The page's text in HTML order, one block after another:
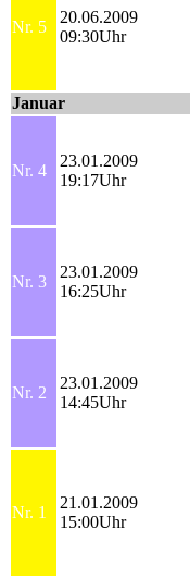
Nr. 5
20.06.2009
09:30Uhr
Januar
Nr. 4
23.01.2009
19:17Uhr
Nr. 3
23.01.2009
16:25Uhr
Nr. 2
23.01.2009
14:45Uhr
Nr. 1
21.01.2009
15:00Uhr